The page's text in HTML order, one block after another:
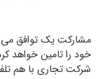
مشاركت يك توافق می
خود را تامين خواهد
شركت تجاري با هم